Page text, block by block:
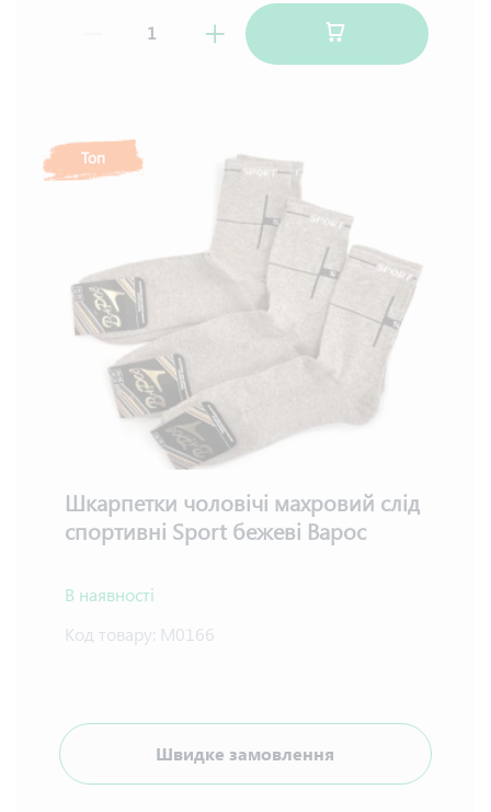
Топ
Шкарпетки чоловічі махровий слід
спортивні Sport бежеві Варос
В наявності
Код товару: М0166
Швидке замовлення